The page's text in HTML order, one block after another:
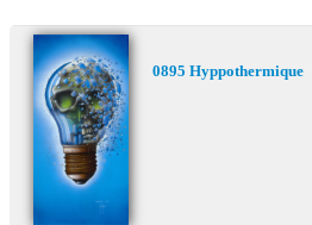
0895 Hyppothermique